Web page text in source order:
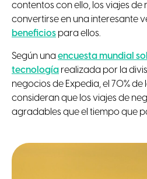
contentos con ello, los viajes de
convertirse en una interesante
beneficios para ellos.
Según una encuesta mundial
tecnología realizada por la
negocios de Expedia, el 70%
consideran que los viajes de
agradables que el tiempo que